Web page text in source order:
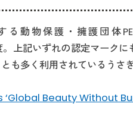
る動物保護・擁護団体
上記いずれの認定マークに
も多く利用されているうさ
‘Global Beauty Without